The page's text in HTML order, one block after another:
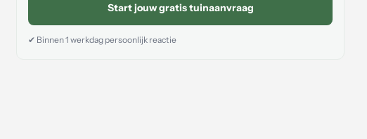
Start jouw gratis tuinaanvraag
✔ Binnen 1 werkdag persoonlijk reactie